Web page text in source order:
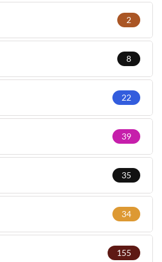
2
8
22
39
35
34
155